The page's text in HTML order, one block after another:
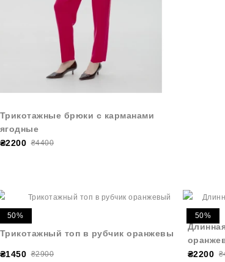
Трикотажные брюки с карманами
ягодные
₴2200 ₴4400
50%
Трикотажный топ в рубчик оранжевый
₴1450 ₴2900
50%
₴2200